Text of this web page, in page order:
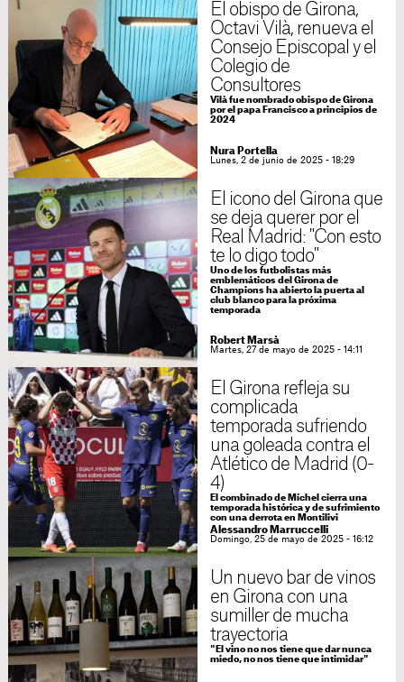
El obispo de Girona,
Octavi Vilà, renueva el
Consejo Episcopal y el
Colegio de
Consultores
Vilà fue nombrado obispo de Girona
por el papa Francisco a principios de
2024
Nura Portella
Lunes, 2 de junio de 2025 - 18:29
El icono del Girona que
se deja querer por el
Real Madrid: "Con esto
te lo digo todo"
Uno de los futbolistas más
emblemáticos del Girona de
Champions ha abierto la puerta al
club blanco para la próxima
temporada
Robert Marsà
Martes, 27 de mayo de 2025 - 14:11
El Girona refleja su
complicada
temporada sufriendo
una goleada contra el
Atlético de Madrid (0-
4)
El combinado de Míchel cierra una
temporada histórica y de sufrimiento
con una derrota en Montilivi
Alessandro Marruccelli
Domingo, 25 de mayo de 2025 - 16:12
Un nuevo bar de vinos
en Girona con una
sumiller de mucha
trayectoria
"El vino no nos tiene que dar nunca
miedo, no nos tiene que intimidar"